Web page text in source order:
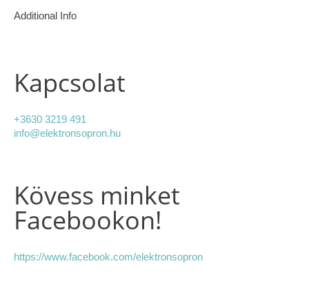
Additional Info
Kapcsolat
+3630 3219 491
info@elektronsopron.hu
Kövess minket
Facebookon!
https://www.facebook.com/elektronsopron